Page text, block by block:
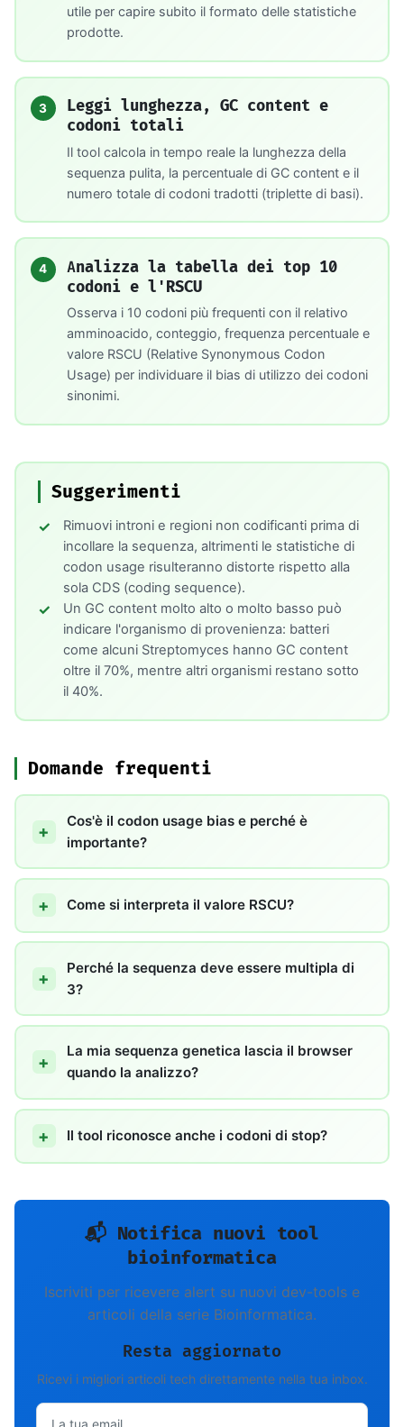
utile per capire subito il formato delle statistiche
prodotte.
3
Leggi lunghezza, GC content e
codoni totali
Il tool calcola in tempo reale la lunghezza della
sequenza pulita, la percentuale di GC content e il
numero totale di codoni tradotti (triplette di basi).
4
Analizza la tabella dei top 10
codoni e l'RSCU
Osserva i 10 codoni più frequenti con il relativo
amminoacido, conteggio, frequenza percentuale e
valore RSCU (Relative Synonymous Codon
Usage) per individuare il bias di utilizzo dei codoni
sinonimi.
Suggerimenti
Rimuovi introni e regioni non codificanti prima di
incollare la sequenza, altrimenti le statistiche di
codon usage risulteranno distorte rispetto alla
sola CDS (coding sequence).
Un GC content molto alto o molto basso può
indicare l'organismo di provenienza: batteri
come alcuni Streptomyces hanno GC content
oltre il 70%, mentre altri organismi restano sotto
il 40%.
Domande frequenti
Cos'è il codon usage bias e perché è
importante?
Come si interpreta il valore RSCU?
Perché la sequenza deve essere multipla di
3?
La mia sequenza genetica lascia il browser
quando la analizzo?
Il tool riconosce anche i codoni di stop?
📬 Notifica nuovi tool
bioinformatica
Iscriviti per ricevere alert su nuovi dev-tools e
articoli della serie Bioinformatica.
Resta aggiornato
Ricevi i migliori articoli tech direttamente nella tua inbox.